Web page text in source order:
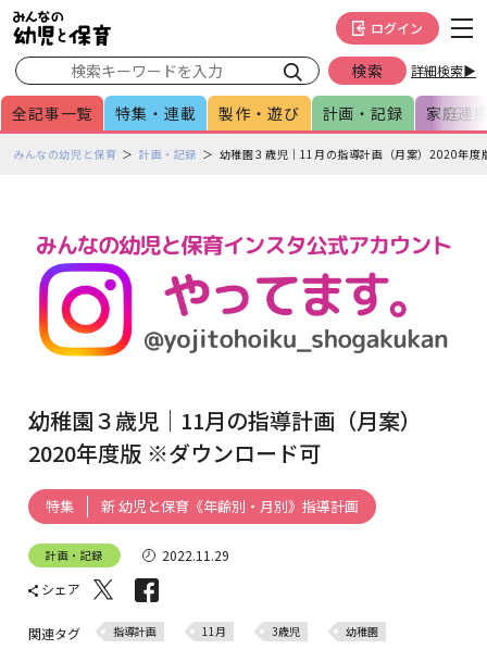
詳細検索▶
ログイン
全記事一覧 特集・連載 製作・遊び 計画・記録 家庭連
ペみんなの幼児と保育 計画・記録 幼稚園３歳児｜11月の指導計画（月案）2020年
幼稚園３歳児｜11月の指導計画（月案）
2020年度版 ※ダウンロード可
特集 新 幼児と保育《年齢別・月別》指導計画
計画・記録
2022.11.29
シェア
関連タグ 指導計画 11月 3歳児 幼稚園